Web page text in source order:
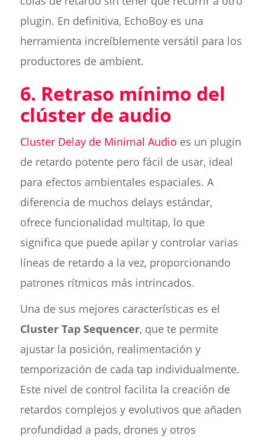
plugin. En definitiva, EchoBoy es una
herramienta increíblemente versátil para los
productores de ambient.
6. Retraso mínimo del
clúster de audio
Cluster Delay de Minimal Audio es un plugin
de retardo potente pero fácil de usar, ideal
para efectos ambientales espaciales. A
diferencia de muchos delays estándar,
ofrece funcionalidad multitap, lo que
significa que puede apilar y controlar varias
líneas de retardo a la vez, proporcionando
patrones rítmicos más intrincados.
Una de sus mejores características es el
Cluster Tap Sequencer, que te permite
ajustar la posición, realimentación y
temporización de cada tap individualmente.
Este nivel de control facilita la creación de
retardos complejos y evolutivos que añaden
profundidad a pads, drones y otros